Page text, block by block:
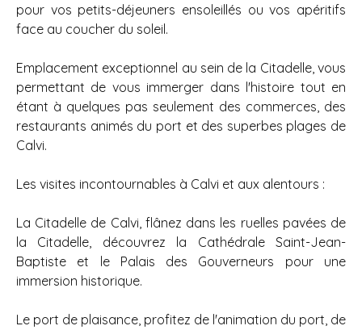
pour vos petits-déjeuners ensoleillés ou vos apéritifs
face au coucher du soleil.
Emplacement exceptionnel au sein de la Citadelle, vous
permettant de vous immerger dans l'histoire tout en
étant à quelques pas seulement des commerces, des
restaurants animés du port et des superbes plages de
Calvi.
Les visites incontournables à Calvi et aux alentours :
La Citadelle de Calvi, flânez dans les ruelles pavées de
la Citadelle, découvrez la Cathédrale Saint-Jean-
Baptiste et le Palais des Gouverneurs pour une
immersion historique.
Le port de plaisance, profitez de l'animation du port, de